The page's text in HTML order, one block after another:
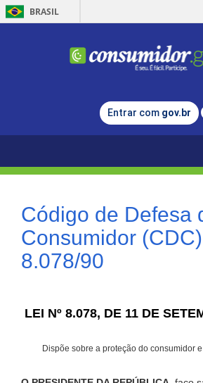
BRASIL
Entrar com gov.br
Código de Defesa
Consumidor
8.078/90
LEI Nº 8.078, DE 11 DE
Dispõe sobre a proteção do consumidor